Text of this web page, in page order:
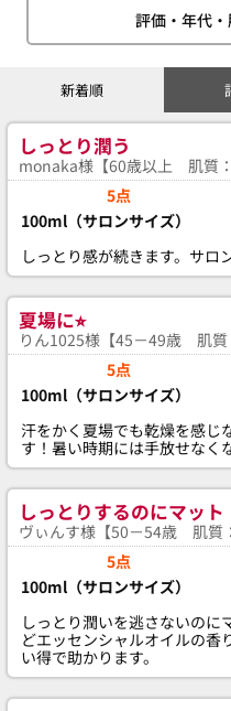
評価・年代
新着順
しっとり潤う
monaka様【60歳以上 肌質：
5点
100ml（サロンサイズ）
しっとり感が続きます。サロ
夏場に⭐︎
りん1025様【45－49歳 肌質
5点
100ml（サロンサイズ）
汗をかく夏場でも乾燥を感じ
す！暑い時期には手放せなく
しっとりするのにマット
ヴぃんす様【50－54歳 肌質
5点
100ml（サロンサイズ）
しっとり潤いを逃さないのに
どエッセンシャルオイルの香
い得で助かります。